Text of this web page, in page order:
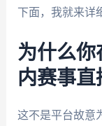
下面，我就来详
为什么你
内赛事直
这不是平台故意